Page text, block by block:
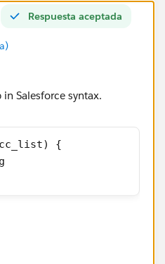
Respuesta aceptada
Salesforce syntax.
{